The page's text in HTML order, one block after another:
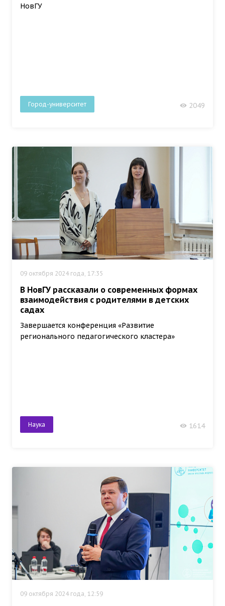
НовГУ
Город-университет 2049
09 октября 2024 года, 17:35
В НовГУ рассказали о современных формах
взаимодействия с родителями в детских
садах
Завершается конференция «Развитие
регионального педагогического кластера»
Наука 1614
09 октября 2024 года, 12:59